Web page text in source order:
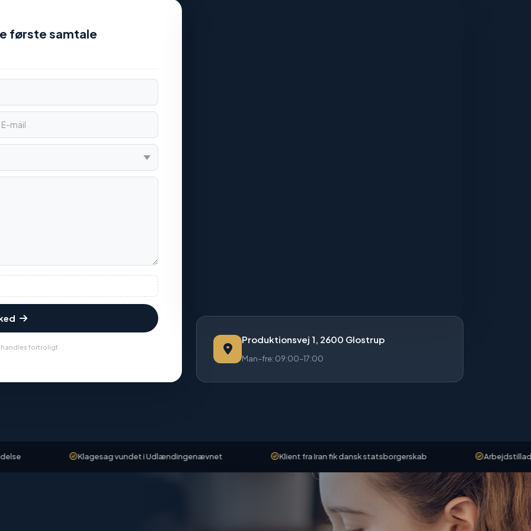
første samtale
fortroligt
Produktionsvej 1, 2600 Glostrup
Man–fre: 09:00–17:00
Klagesag vundet i Udlændingenævnet Klient fra Iran fik dansk statsborgerskab Arbejdstilladelse